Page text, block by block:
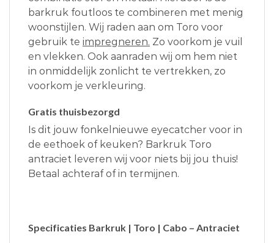
barkruk foutloos te combineren met menig
woonstijlen. Wij raden aan om Toro voor
gebruik te impregneren. Zo voorkom je vuil
en vlekken. Ook aanraden wij om hem niet
in onmiddelijk zonlicht te vertrekken, zo
voorkom je verkleuring.
Gratis thuisbezorgd
Is dit jouw fonkelnieuwe eyecatcher voor in
de eethoek of keuken? Barkruk Toro
antraciet leveren wij voor niets bij jou thuis!
Betaal achteraf of in termijnen.
Specificaties Barkruk | Toro | Cabo – Antraciet